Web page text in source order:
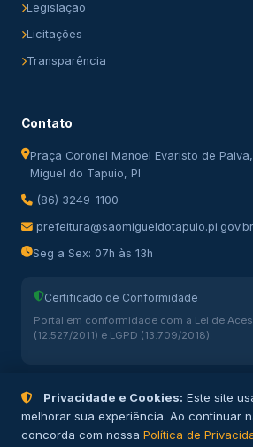
Legislação
Licitações
Transparência
Contato
Praça Coronel Manoel Evaristo de
Miguel do Tapuio, PI
(86) 3249-1100
prefeitura@saomigueldotapuio.pi.gov.br
Seg a Sex: 07h às 13h
Certificado de Conformidade
Portal em conformidade com a Lei de
(12.527/2011) e LGPD (13.709/2018).
© 2026 Prefeitura Municipal de São Miguel
Privacidade e Cookies: Este site
melhorar sua experiência. Ao continuar
concorda com nossa Política de